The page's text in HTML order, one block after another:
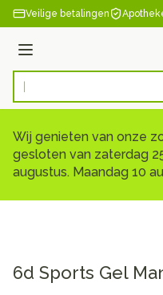
Ga naar de inhoud
Veilige betalingen
Menu
Product, merk, categorie...
Wij genieten van onze
gesloten van zaterdag
augustus. Maandag 10
6d Sports Gel